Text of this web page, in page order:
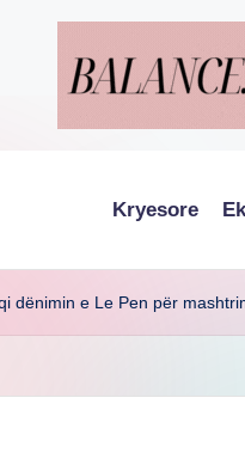
Kryesore
dënimin e Le Pen për